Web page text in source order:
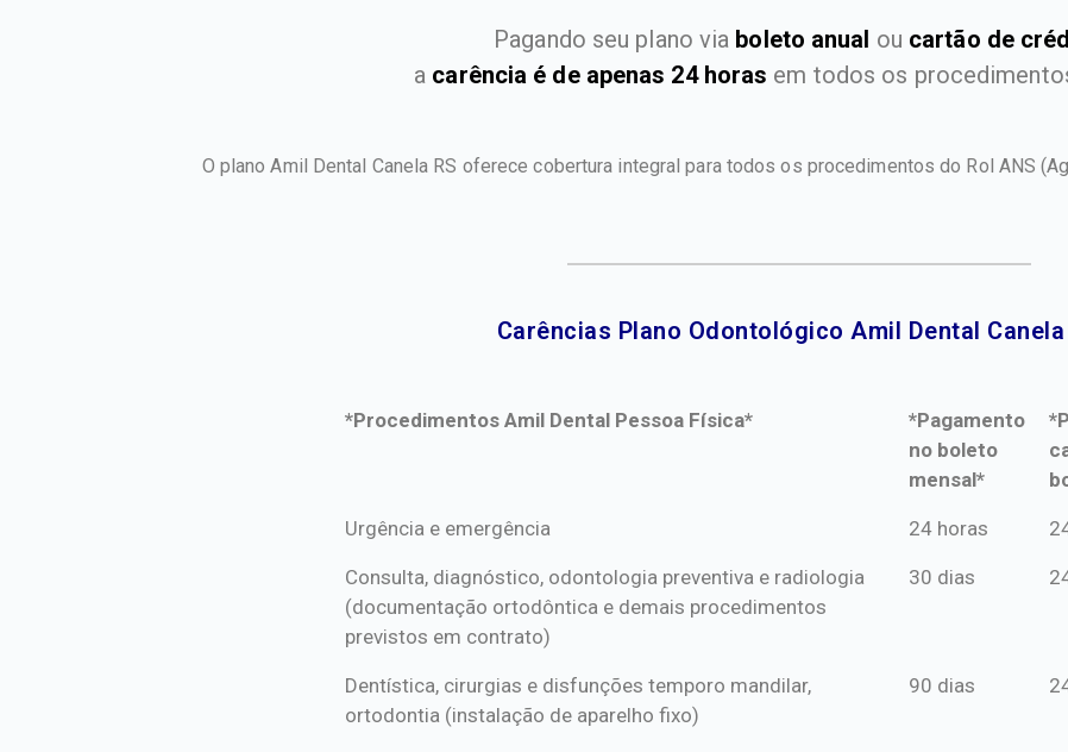
Pagando seu plano via boleto anual ou cartão de
a carência é de apenas 24 horas em todos os
O plano Amil Dental Canela RS oferece cobertura integral para todos os procedimentos do Rol ANS
Carências Plano Odontológico Amil Dental Canela
*Procedimentos Amil Dental Pessoa Física*
*Pagamento
no boleto
mensal*
*Procedimentos Amil Dental Pessoa Física*
*Pagamento
mensal*
Urgência e emergência 24 horas
Consulta, diagnóstico, odontologia preventiva e radiologia
(documentação ortodôntica e demais procedimentos
previstos em contrato)
30 dias
Dentística, cirurgias e disfunções temporo mandilar,
ortodontia (instalação de aparelho fixo)
90 dias